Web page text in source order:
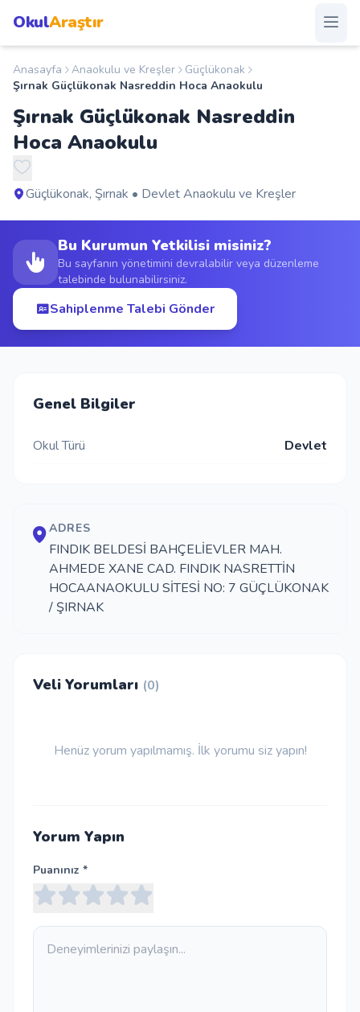
OkulAraştır
Anasayfa
Okullar
Şehirler
Duyurular
S.S.S.
Blog
Okul Ekle
Anasayfa Anaokulu ve Kreşler
Güçlükonak
Şırnak Güçlükonak Nasreddin Hoca Anaokulu
Şırnak Güçlükonak Nasreddin
Hoca Anaokulu
Güçlükonak, Şırnak • Devlet Anaokulu ve Kreşler
Bu Kurumun Yetkilisi misiniz?
Bu sayfanın yönetimini devralabilir veya düzenleme
talebinde bulunabilirsiniz.
Sahiplenme Talebi Gönder
Genel Bilgiler
Okul Türü Devlet
ADRES
FINDIK BELDESİ BAHÇELİEVLER MAH.
AHMEDE XANE CAD. FINDIK NASRETTİN
HOCAANAOKULU SİTESİ NO: 7 GÜÇLÜKONAK
/ ŞIRNAK
Veli Yorumları (0)
Henüz yorum yapılmamış. İlk yorumu siz yapın!
Yorum Yapın
Puanınız *